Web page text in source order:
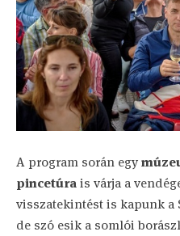
A program során egy
pincetúrais várja a
visszatekintést is kapunk a
de szó esik a somlói